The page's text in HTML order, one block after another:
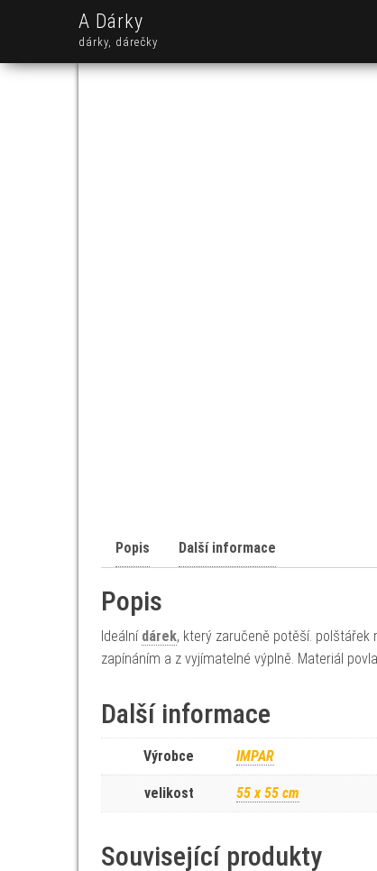
A Dárky
dárky, dárečky
Popis Další informace
Popis
Ideální dárek, který zaručeně potěší.
zapínáním a z vyjímatelné výplně. Materiál
Další informace
Výrobce IMPAR
velikost 55 x 55 cm
Související produkty